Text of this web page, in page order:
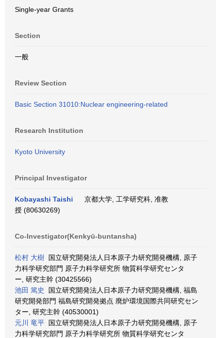
Single-year Grants
Section
一般
Review Section
Basic Section 31010:Nuclear engineering-related
Research Institution
Kyoto University
Principal Investigator
Kobayashi Taishi
京都大学, 工学研究科, 准教
授 (80630269)
Co-Investigator(Kenkyū-buntansha)
松村 大樹 国立研究開発法人日本原子力研究開発機構, 原子
力科学研究部門 原子力科学研究所 物質科学研究センタ
ー, 研究主幹 (30425566)
池田 篤史
国立研究開発法人日本原子力研究開発機構, 福島
研究開発部門 福島研究開発拠点 廃炉環境国際共同研究セン
ター, 研究主幹 (40530001)
元川 竜平 国立研究開発法人日本原子力研究開発機構, 原子
力科学研究部門 原子力科学研究所 物質科学研究センタ